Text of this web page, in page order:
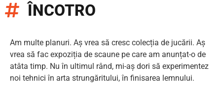
ÎNCOTRO
Am multe planuri. Aș vrea să cresc colecția de jucării. Aș
vrea să fac expoziția de scaune pe care am anunțat-o de
atâta timp. Nu în ultimul rând, mi-aș dori să experimentez
noi tehnici în arta strungăritului, în finisarea lemnului.